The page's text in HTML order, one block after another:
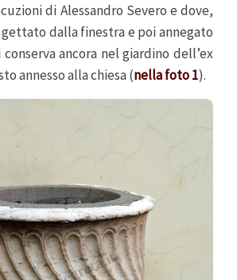
di Alessandro Severo e dove,
dalla finestra e poi annegato
ancora nel giardino dell’ex
annesso alla chiesa (nella foto 1).